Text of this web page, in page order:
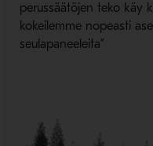
perussäätöjen teko käy
kokeilemme nopeasti
seulapaneeleita”